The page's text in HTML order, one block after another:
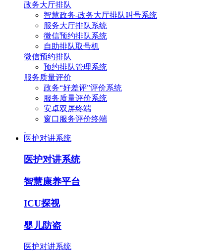
政务大厅排队
智慧政务-政务大厅排队叫号系统
服务大厅排队系统
微信预约排队系统
自助排队取号机
微信预约排队
预约排队管理系统
服务质量评价
政务“好差评”评价系统
服务质量评价系统
安卓双屏终端
窗口服务评价终端
医护对讲系统
医护对讲系统
智慧康养平台
ICU探视
婴儿防盗
医护对讲系统